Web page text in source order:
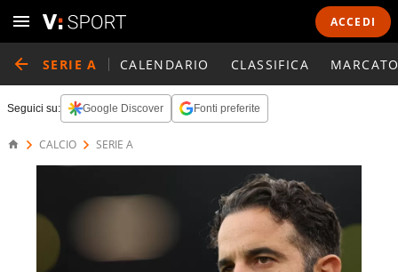
ACCEDI
SERIE A CALENDARIO CLASSIFICA
Seguici su: Google Discover Fonti preferite
CALCIO SERIE A